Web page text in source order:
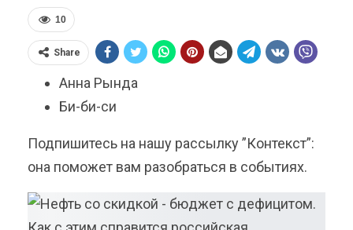
10
Share
Анна Рында
Би-би-си
Подпишитесь на нашу рассылку ”Контекст”:
она поможет вам разобраться в событиях.